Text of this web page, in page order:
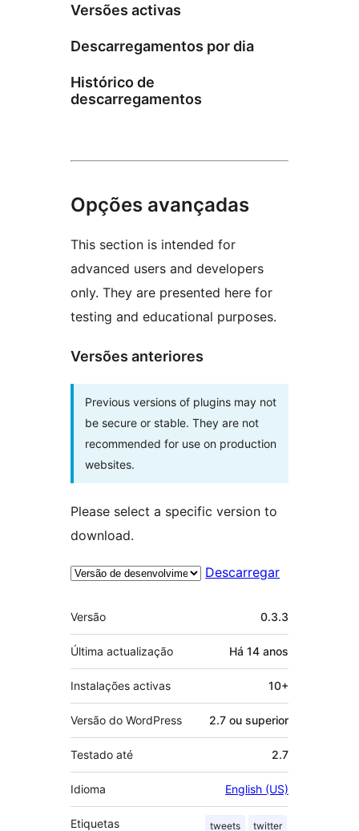
Versões activas
Descarregamentos por dia
Histórico de
descarregamentos
Opções avançadas
This section is intended for
advanced users and developers
only. They are presented here for
testing and educational purposes.
Versões anteriores
Previous versions of plugins may not
be secure or stable. They are not
recommended for use on production
websites.
Please select a specific version to
download.
Descarregar
Metadados
Versão 0.3.3
Última actualização Há 14 anos
Instalações activas 10+
Versão do WordPress 2.7 ou superior
Testado até 2.7
Idioma English (US)
Etiquetas tweets twitter